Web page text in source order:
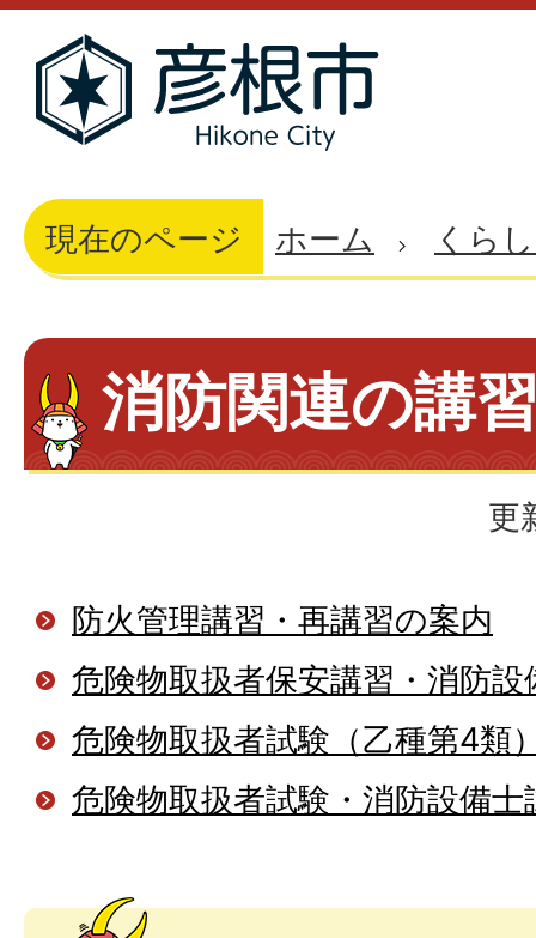
現在のページ ホーム くら
消防関連の講
更
防火管理講習・再講習の案内
危険物取扱者保安講習・消防
危険物取扱者試験（乙種第4類
危険物取扱者試験・消防設備士